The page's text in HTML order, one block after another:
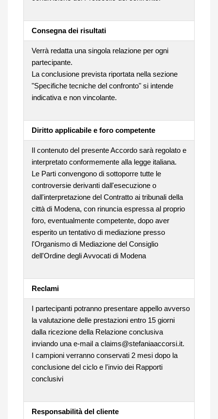
Consegna dei risultati
Verrà redatta una singola relazione per ogni
partecipante.
La conclusione prevista riportata nella sezione
"Specifiche tecniche del confronto" si intende
indicativa e non vincolante.
Diritto applicabile e foro competente
Il contenuto del presente Accordo sarà regolato e
interpretato conformemente alla legge italiana.
Le Parti convengono di sottoporre tutte le
controversie derivanti dall'esecuzione o
dall'interpretazione del Contratto ai tribunali della
città di Modena, con rinuncia espressa al proprio
foro, eventualmente competente, dopo aver
esperito un tentativo di mediazione presso
l'Organismo di Mediazione del Consiglio
dell'Ordine degli Avvocati di Modena
Reclami
I partecipanti potranno presentare appello avverso
la valutazione delle prestazioni entro 15 giorni
dalla ricezione della Relazione conclusiva
inviando una e-mail a claims@stefaniaaccorsi.it.
I campioni verranno conservati 2 mesi dopo la
conclusione del ciclo e l'invio dei Rapporti
conclusivi
Responsabilità del cliente